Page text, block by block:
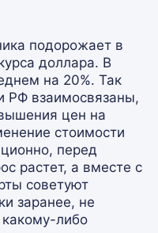
подорожает в
доллара. В
на 20%. Так
РФ взаимосвязаны,
цен на
стоимости
перед
растет, а вместе с
советуют
заранее, не
какому-либо